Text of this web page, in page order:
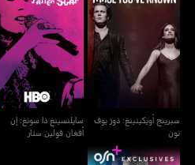
سبرينج أويكينينغ: ذوز يوف
سبرينج أويكينينغ: ذوز يوف
نون
سايلنسينغ ذا سونغ: إن
أفغان فولين ستار
سايلنسينغ ذا سونغ: إن
أفغان فولين ستار